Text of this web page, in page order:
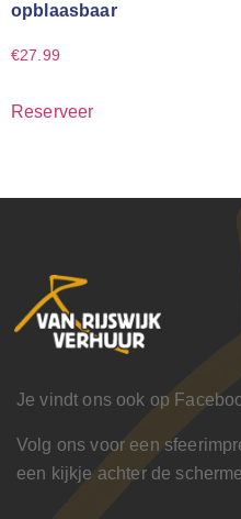
opblaasbaar
€27.99
Reserveer
Je vindt ons ook op
Volg ons voor een
een kijkje achter de